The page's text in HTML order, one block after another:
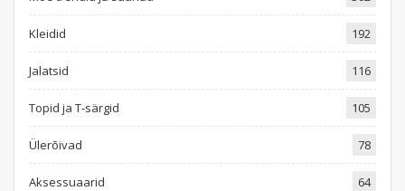
Kleidid 192
Jalatsid 116
Topid ja T-särgid 105
Ülerõivad 78
Aksessuaarid 64